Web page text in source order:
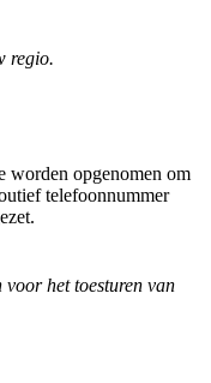
regio.
worden opgenomen om
telefoonnummer
het toesturen van